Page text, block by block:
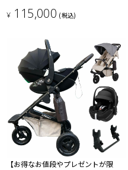
¥ 115,000 (税込)
【お得なお値段やプレゼントが限